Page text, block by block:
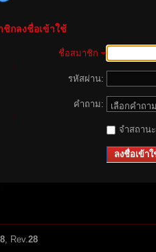
ชิกลงชื่อเข้าใช้
ชื่อสมาชิก
รหัสผ่าน:
คำถาม:
จำสถาน
ลงชื่อเข้าใ
, Rev.28